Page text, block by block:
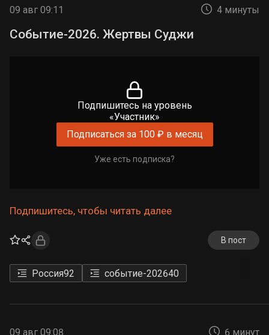
09 авг 09:11 4 минуты
Событие-2026. Жертвы Суджи
Подпишитесь на уровень
«Участник»
Подписаться за 100 ₽ в месяц
Уже есть подписка?
Подпишитесь, чтобы читать далее
В пост
Россия92 событие-202640
09 авг 09:08 6 минут